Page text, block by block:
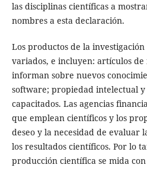
las disciplinas científicas a
nombres a esta declaración.
Los productos de la
variados, e incluyen: artículos de
informan sobre nuevos
software; propiedad intelectual y
capacitados. Las agencias
que emplean científicos y los
deseo y la necesidad de evaluar
los resultados científicos. Por lo
producción científica se mida